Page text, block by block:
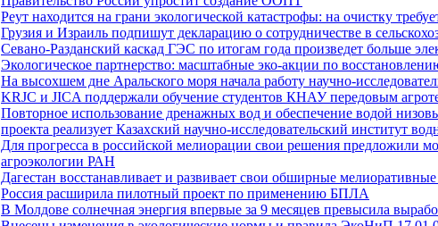
Реут находится на грани экологической катастрофы: на очистку
Грузия и Израиль подпишут декларацию о сотрудничестве в
Севано-Разданский каскад ГЭС по итогам года произведет больше
Экологическое партнерство: масштабные эко-акции по
На высохшем дне Аральского моря начала работу научно-
KRJC и JICA поддержали обучение студентов КНАУ передовым
Повторное использование дренажных вод и обеспечение водой
проекта реализует Казахский научно-исследовательский институт
Для прогресса в российской мелиорации свои решения предложили
агроэкологии РАН
Дагестан восстанавливает и развивает свои обширные мелиоративные
Россия расширила пилотный проект по применению БПЛА
В Молдове солнечная энергия впервые за 9 месяцев превысила